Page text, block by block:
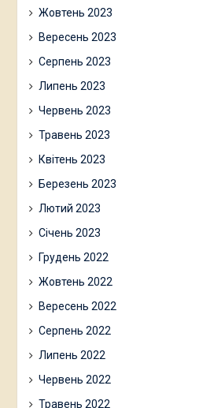
Жовтень 2023
Вересень 2023
Серпень 2023
Липень 2023
Червень 2023
Травень 2023
Квітень 2023
Березень 2023
Лютий 2023
Січень 2023
Грудень 2022
Жовтень 2022
Вересень 2022
Серпень 2022
Липень 2022
Червень 2022
Травень 2022